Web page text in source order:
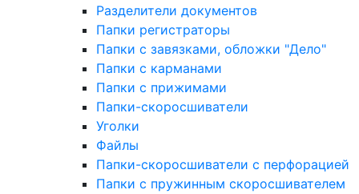
Разделители документов
Папки регистраторы
Папки с завязками, обложки "Дело"
Папки с карманами
Папки с прижимами
Папки-скоросшиватели
Уголки
Файлы
Папки-скоросшиватели с перфорацией
Папки с пружинным скоросшивателем